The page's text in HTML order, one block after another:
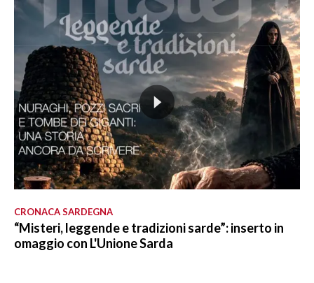
CRONACA SARDEGNA
“Misteri, leggende e tradizioni sarde”: inserto in
omaggio con L'Unione Sarda